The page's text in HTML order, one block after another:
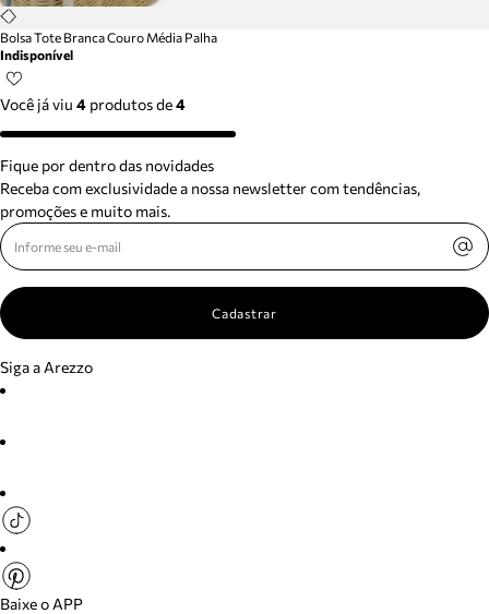
Bolsa Tote Branca Couro Média Palha
Indisponível
Você já viu 4 produtosde4
Fique por dentro das novidades
Receba com exclusividade a nossa newsletter com tendências,
promoções e muito mais.
Cadastrar
Siga a Arezzo
Baixe o APP